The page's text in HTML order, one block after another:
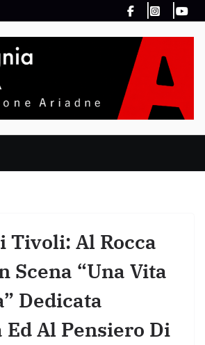
Tivoli: Al Rocca
Scena “Una Vita
Dedicata
Ed Al Pensiero Di